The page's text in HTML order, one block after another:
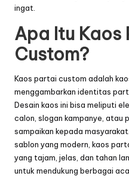
ingat.
Apa Itu Kaos
Custom?
Kaos partai custom adalah
menggambarkan identitas
Desain kaos ini bisa meliputi
calon, slogan kampanye, atau
sampaikan kepada
sablon yang modern, kaos
yang tajam, jelas, dan tahan
untuk mendukung berbagai